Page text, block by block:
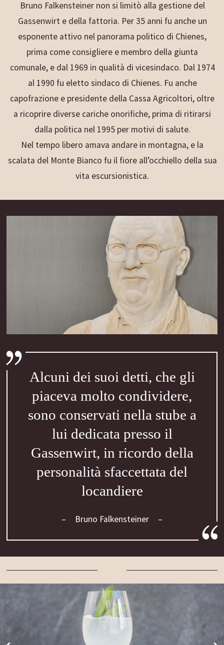
Bruno Falkensteiner non si limitò alla gestione del
Gassenwirt e della fattoria. Per 35 anni fu anche un
esponente attivo nel panorama politico di Chienes,
prima come consigliere e membro della giunta
comunale, e dal 1969 in qualità di vicesindaco. Dal 1974
al 1990 fu eletto sindaco di Chienes. Fu anche
capofrazione e presidente della Cassa Agricoltori, oltre
a ricoprire diverse cariche onorifiche, prima di ritirarsi
dalla politica nel 1995 per motivi di salute.
Nel tempo libero amava andare in montagna, e la
scalata del Monte Bianco fu il fiore all’occhiello della sua
vita escursionistica.
Alcuni dei suoi detti, che gli
piaceva molto condividere,
sono conservati nella stube a
lui dedicata presso il
Gassenwirt, in ricordo della
personalità sfaccettata del
locandiere
Bruno Falkensteiner